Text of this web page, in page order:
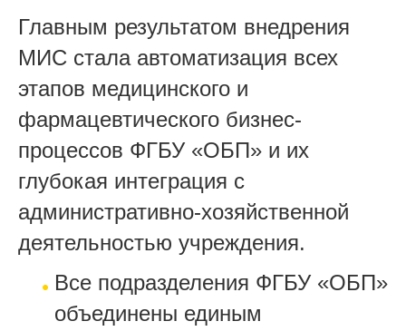
Главным результатом внедрения
МИС стала автоматизация всех
этапов медицинского и
фармацевтического бизнес-
процессов ФГБУ «ОБП» и их
глубокая интеграция с
административно-хозяйственной
деятельностью учреждения.
Все подразделения ФГБУ «ОБП»
объединены единым